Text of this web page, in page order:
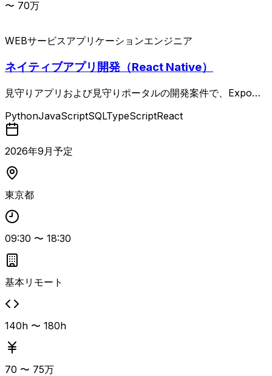
〜 70万
WEBサービスアプリケーションエンジニア
ネイティブアプリ開発（React Native）
見守りアプリおよび見守りポータルの開発案件で、Expo
ネイティブアプリ開発から、Hono＋TypeScript／Python
によるバックエンドAPI開発、データベース設計、Google
Cloudとの連携までを一貫して担当するフルスタックエンジ
ニア案件です。 非機能要件（性能・セキュリティなど）の
設計・見積もりやテストコード実装、品質保証まで含めた上
での5年以上の開発経験と、TypeScriptバックエンド経験、
AI開発支援ツールを活用した開発経験が求められます。
PythonJavaScriptSQLTypeScriptReact
2026年9 月予定
東京都
09:30 〜 18:30
基本リモート
140h 〜 180h
70 〜 75万